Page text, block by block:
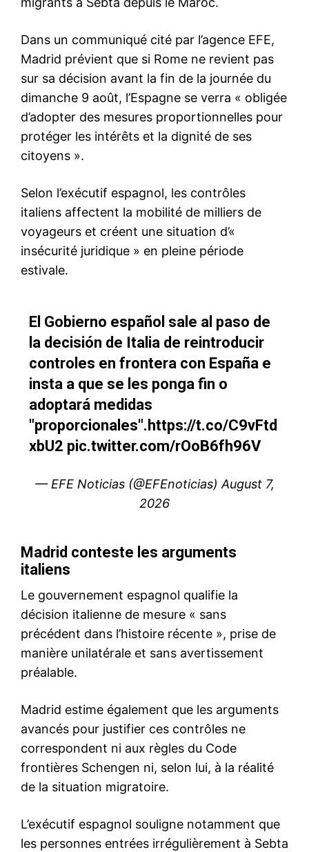
l'information
S'ABONNER MAINTENANT
Insight Publications
À propos